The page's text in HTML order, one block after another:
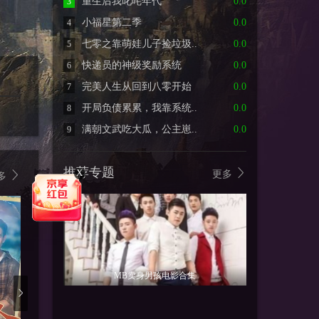
0.0
4
小福星第二季
0.0
5
七零之靠萌娃儿子捡垃圾..
0.0
6
快递员的神级奖励系统
0.0
7
完美人生从回到八零开始
0.0
8
开局负债累累，我靠系统..
0.0
9 满朝文武吃大瓜，公主崽..
更多
推荐专题
MB卖身男孩电影合集
X